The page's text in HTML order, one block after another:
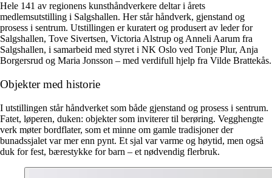
Hele 141 av regionens kunsthåndverkere deltar i årets
medlemsutstilling i Salgshallen. Her står håndverk, gjenstand og
prosess i sentrum. Utstillingen er kuratert og produsert av leder for
Salgshallen, Tove Sivertsen, Victoria Alstrup og Anneli Aarum fra
Salgshallen, i samarbeid med styret i NK Oslo ved Tonje Plur, Anja
Borgersrud og Maria Jonsson – med verdifull hjelp fra Vilde Brattekås.
Objekter med historie
I utstillingen står håndverket som både gjenstand og prosess i sentrum.
Fatet, løperen, duken: objekter som inviterer til berøring. Vegghengte
verk møter bordflater, som et minne om gamle tradisjoner der
bunadssjalet var mer enn pynt. Et sjal var varme og høytid, men også
duk for fest, bærestykke for barn – et nødvendig flerbruk.